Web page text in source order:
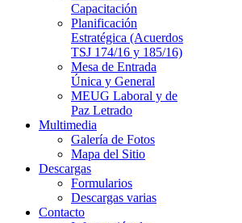
Capacitación
Planificación
Estratégica (Acuerdos
TSJ 174/16 y 185/16)
Mesa de Entrada
Única y General
MEUG Laboral y de
Paz Letrado
Multimedia
Galería de Fotos
Mapa del Sitio
Descargas
Formularios
Descargas varias
Contacto